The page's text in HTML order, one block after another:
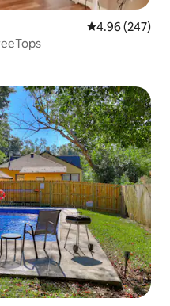
Calificación
4.96 (247)